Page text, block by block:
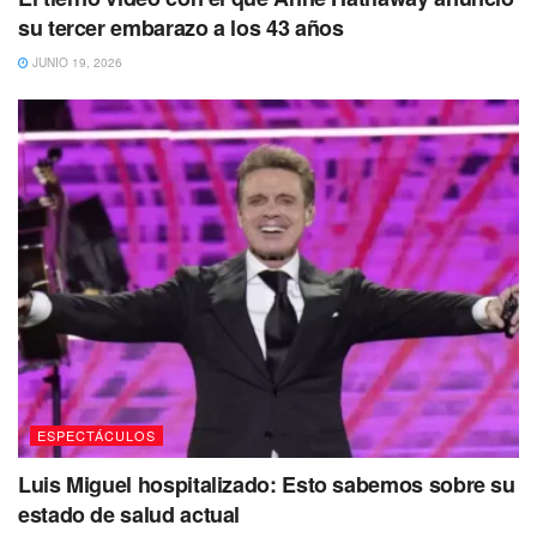
En este concierto se le vio al cantante enamorado
acompañado de su actual pareja,
Paloma Cuevas,a
quienle dedico una canción ‘Cucurrucucú paloma’,
mientras ella sonreía desde la primera fila.
su tercer embarazo a los 43 años
JUNIO 19, 2026
ESPECTÁCULOS
Luis Miguel hospitalizado: Esto sabemos sobre su
estado de salud actual